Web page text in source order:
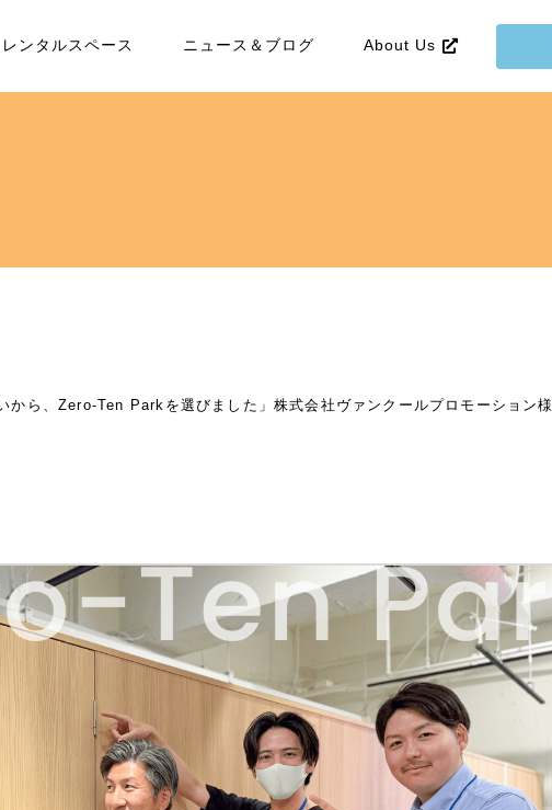
ンタルスペース ニュース＆ブログ About Us
ら、Zero-Ten Parkを選びました」株式会社ヴァンクールプロモーション様